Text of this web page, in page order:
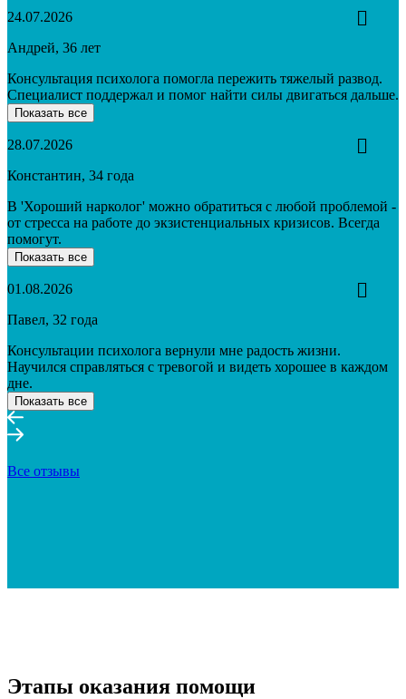
24.07.2026
Андрей, 36 лет
Консультация психолога помогла пережить тяжелый развод.
Специалист поддержал и помог найти силы двигаться дальше.
Показать все
28.07.2026
Константин, 34 года
В 'Хороший нарколог' можно обратиться с любой проблемой -
от стресса на работе до экзистенциальных кризисов. Всегда
помогут.
Показать все
01.08.2026
Павел, 32 года
Консультации психолога вернули мне радость жизни.
Научился справляться с тревогой и видеть хорошее в каждом
дне.
Показать все
Все отзывы
Этапы оказания помощи